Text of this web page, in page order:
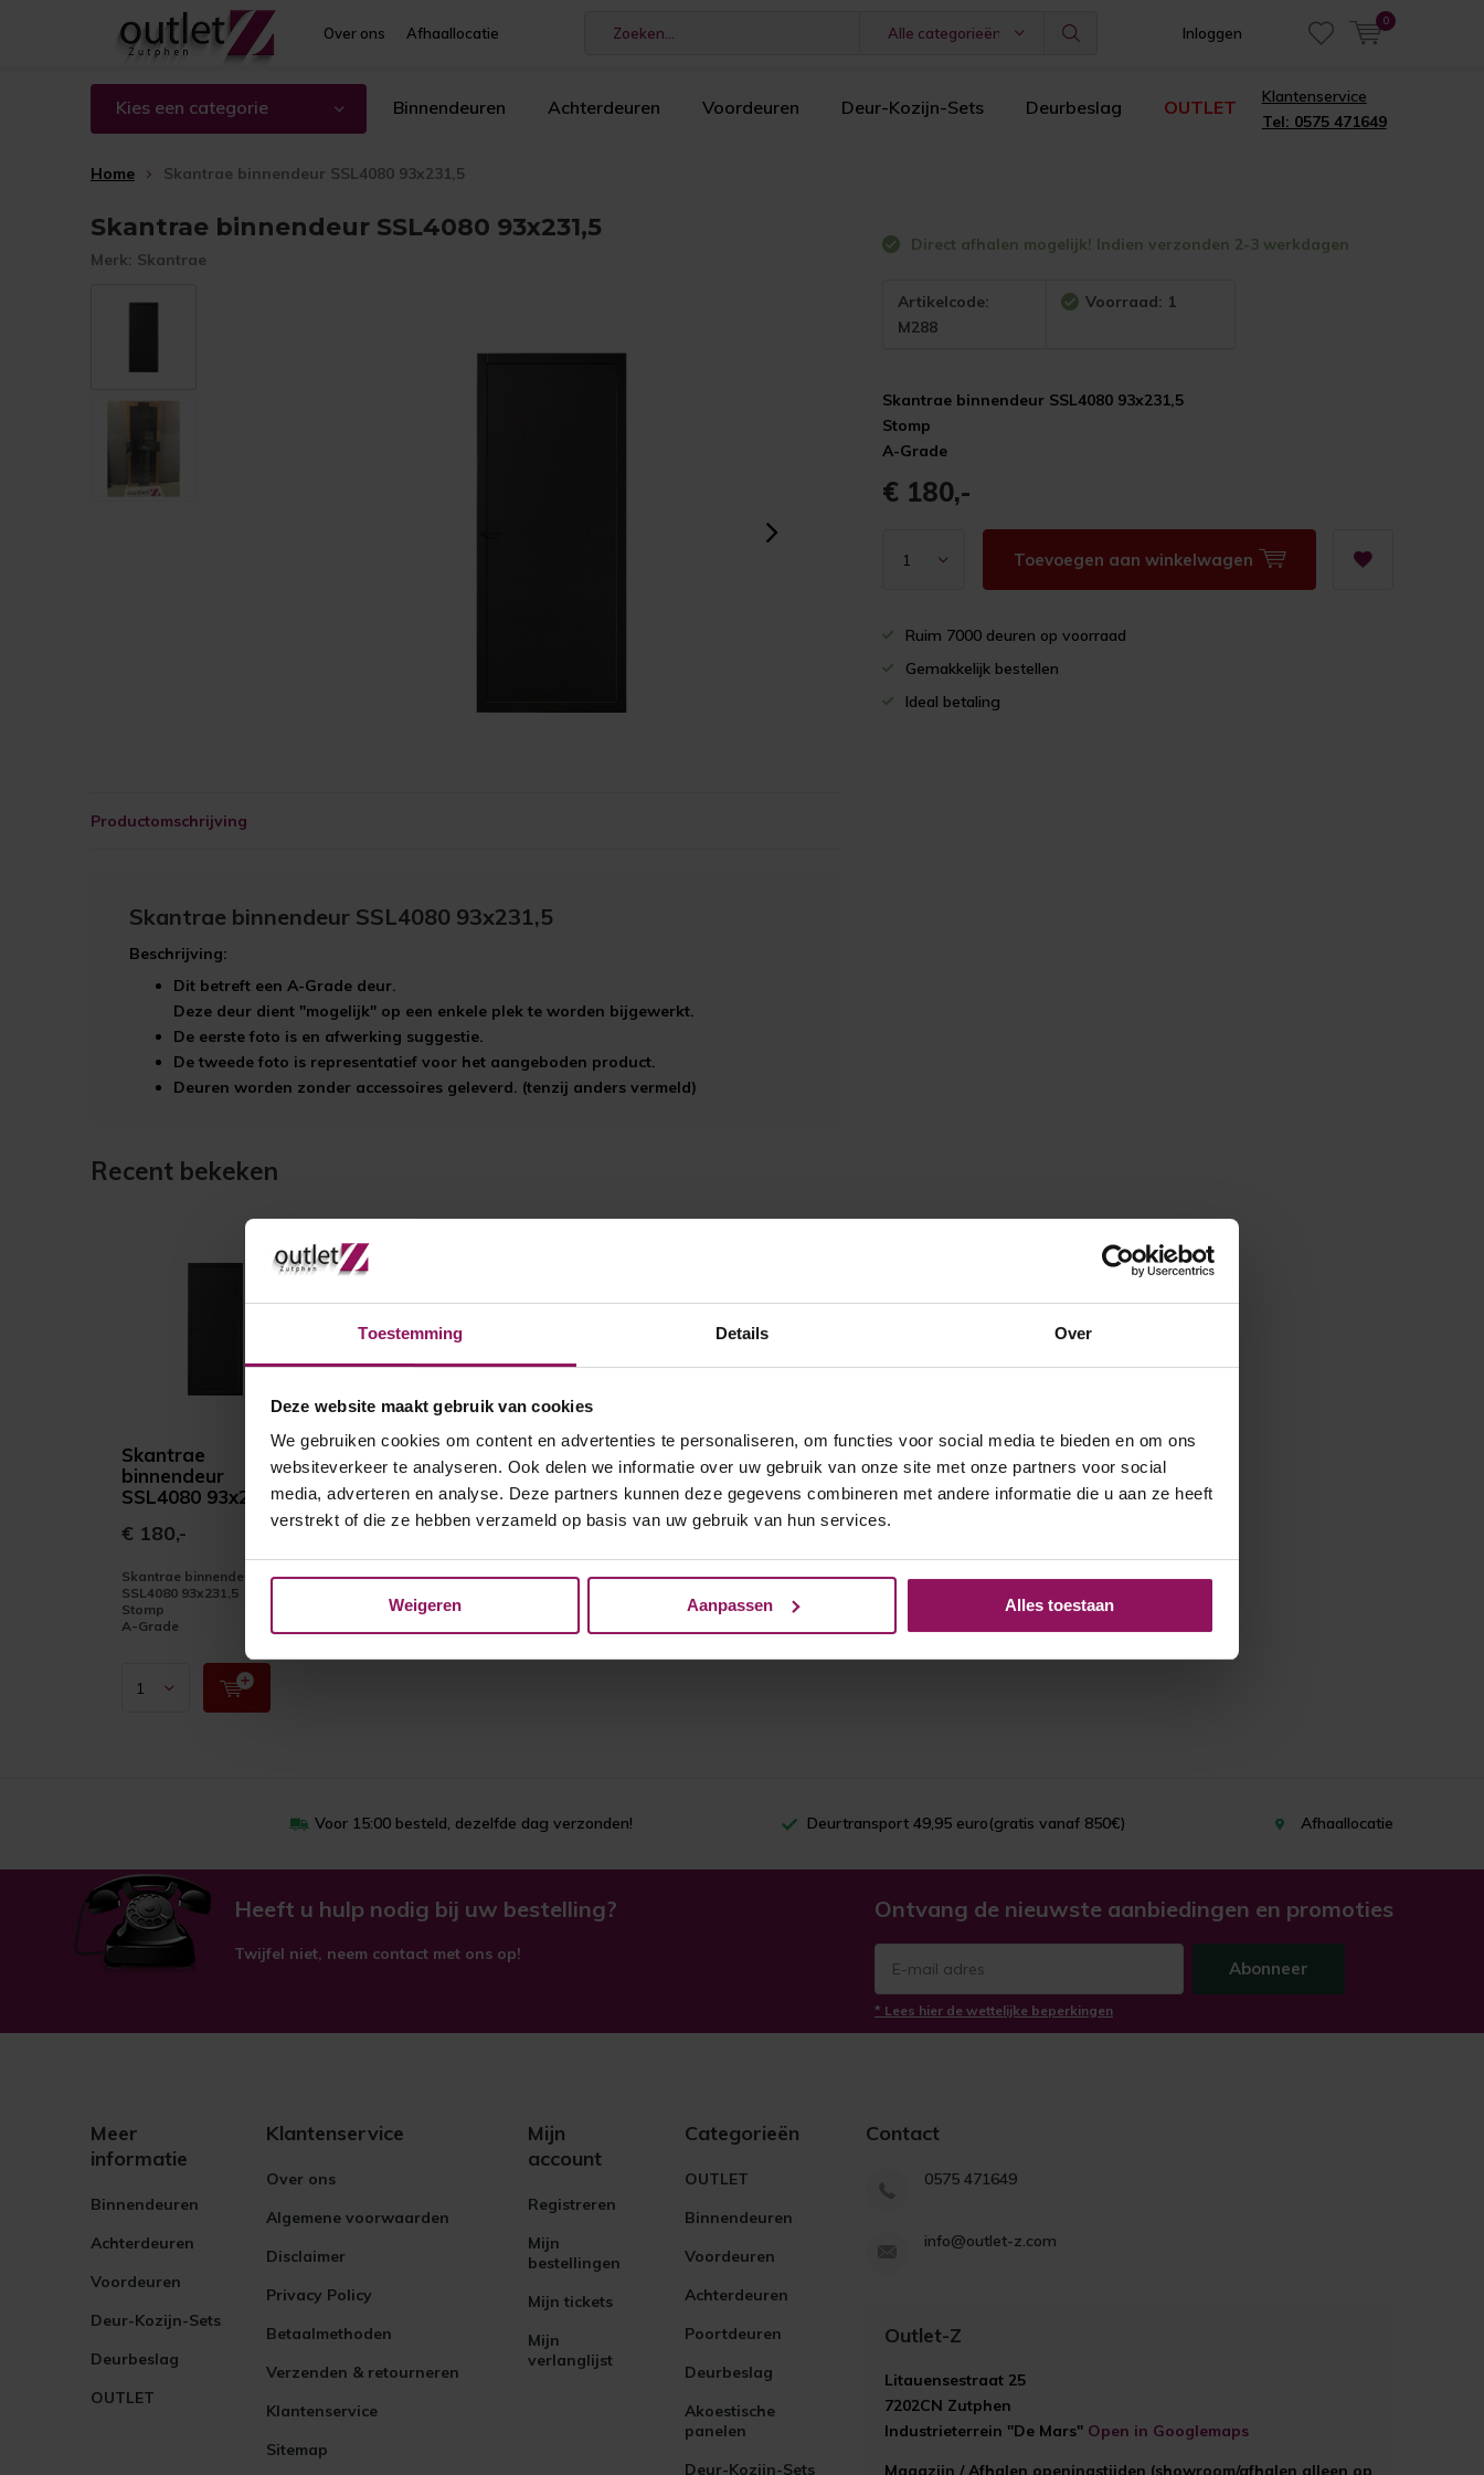
Toestemming Details Over
Deze website maakt gebruik van cookies
We gebruiken cookies om content en advertenties te personaliseren, om functies voor social media te bieden en om ons
websiteverkeer te analyseren. Ook delen we informatie over uw gebruik van onze site met onze partners voor social
media, adverteren en analyse. Deze partners kunnen deze gegevens combineren met andere informatie die u aan ze heeft
verstrekt of die ze hebben verzameld op basis van uw gebruik van hun services.
Weigeren Aanpassen Alles toestaan
Over ons Afhaallocatie Alle categorieën Inloggen
0
Kies een categorie Binnendeuren Achterdeuren Voordeuren Deur-Kozijn-Sets Deurbeslag OUTLET
Klantenservice
Tel: 0575 471649
Home Skantrae binnendeur SSL4080 93x231,5
Skantrae binnendeur SSL4080 93x231,5
Merk: Skantrae
Direct afhalen mogelijk! Indien verzonden 2-3 werkdagen
Artikelcode:
M288
Voorraad: 1
Skantrae binnendeur SSL4080 93x231,5
Stomp
A-Grade
€ 180,-
Toevoegen aan winkelwagen
Ruim 7000 deuren op voorraad
Gemakkelijk bestellen
Ideal betaling
Productomschrijving
Skantrae binnendeur SSL4080 93x231,5
Beschrijving:
Dit betreft een A-Grade deur.
Deze deur dient "mogelijk" op een enkele plek te worden bijgewerkt.
De eerste foto is en afwerking suggestie.
De tweede foto is representatief voor het aangeboden product.
Deuren worden zonder accessoires geleverd. (tenzij anders vermeld)
Recent bekeken
Skantrae
binnendeur
SSL4080 93x231,5
€ 180,-
Skantrae binnendeur
SSL4080 93x231,5
Stomp
A-Grade
Voor 15:00 besteld, dezelfde dag verzonden! Deurtransport 49,95 euro(gratis vanaf 850€) Afhaallocatie
Heeft u hulp nodig bij uw bestelling?
Twijfel niet, neem contact met ons op!
Ontvang de nieuwste aanbiedingen en promoties
Abonneer
* Lees hier de wettelijke beperkingen
Meer
informatie
Binnendeuren
Achterdeuren
Voordeuren
Deur-Kozijn-Sets
Deurbeslag
OUTLET
Klantenservice
Over ons
Algemene voorwaarden
Disclaimer
Privacy Policy
Betaalmethoden
Verzenden & retourneren
Klantenservice
Sitemap
Mijn
account
Registreren
Mijn
bestellingen
Mijn tickets
Mijn
verlanglijst
Categorieën
OUTLET
Binnendeuren
Voordeuren
Achterdeuren
Poortdeuren
Deurbeslag
Akoestische
panelen
Deur-Kozijn-Sets
Contact
0575 471649
info@outlet-z.com
Outlet-Z
Litauensestraat 25
7202CN Zutphen
Industrieterrein "De Mars" Open in Googlemaps
Magazijn / Afhalen openingstijden (showroom/afhalen alleen op